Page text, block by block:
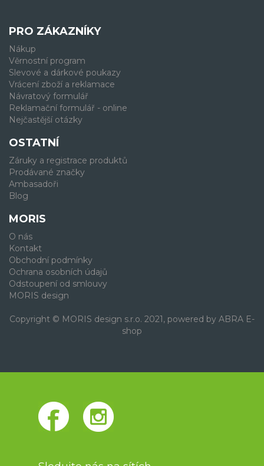
PRO ZÁKAZNÍKY
Nákup
Věrnostní program
Slevové a dárkové poukazy
Vrácení zboží a reklamace
Návratový formulář
Reklamační formulář - online
Nejčastější otázky
OSTATNÍ
Záruky a registrace produktů
Prodávané značky
Ambasadoři
Blog
MORIS
O nás
Kontakt
Obchodní podmínky
Ochrana osobních údajů
Odstoupení od smlouvy
MORIS design
Copyright © MORIS design s.r.o. 2021, powered by ABRA E-
shop